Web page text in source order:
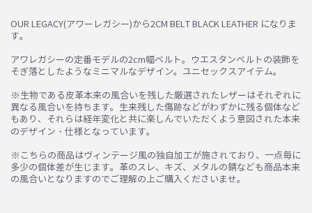
OUR LEGACY(アワーレガシー)から2CM BELT BLACK LEATHER になりま
す。
アワレガシーの定番モデルの2cm幅ベルト。ウエスタンベルトの装飾を
そぎ落としたようなミニマルなデザイン。ユニセックスアイテム。
※生物である皮革本来の風合いを残した厳選されたレザーはそれぞれに
異なる風合いを持ちます。生来残した傷跡などがわずかに残る個体など
もあり、それらは経年変化と共に楽しんでいただくよう意図された本来
のデザイン・仕様となっています。
※こちらの商品はヴィンテージ風の独自加工が施されており、一点毎に
多少の個体差が生じます。革のスレ、キズ、メタルの錆なども商品本来
の風合いとなりますのでご理解の上ご購入くださいませ。